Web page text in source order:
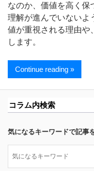
なのか、価値を高く保
理解が進んでいないよ
値が重視される理由や
します。
Continue reading »
コラム内検索
気になるキーワードで記事
索